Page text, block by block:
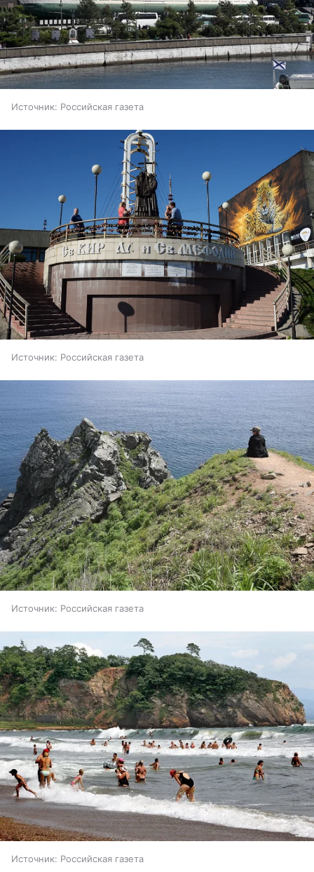
Источник: Российская газета
Источник: Российская газета
Источник: Российская газета
Источник: Российская газета